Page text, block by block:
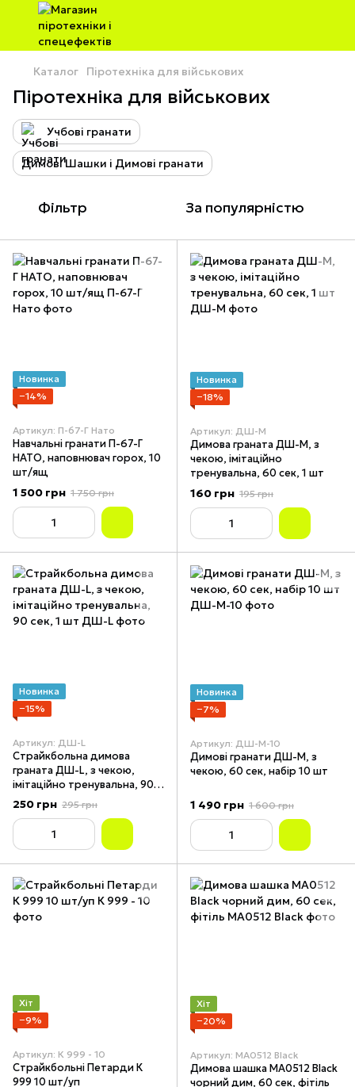
Каталог Піротехніка для військових
Піротехніка для військових
Учбові гранати
Димові Шашки і Димові гранати
Фільтр За популярністю
Новинка
−14%
Артикул: П-67-Г Нато
Навчальні гранати П-67-Г
НАТО, наповнювач горох, 10
шт/ящ
1 500 грн 1 750 грн
Новинка
−18%
Артикул: ДШ-М
Димова граната ДШ-М, з
чекою, імітаційно
тренувальна, 60 сек, 1 шт
160 грн 195 грн
Новинка
−15%
Артикул: ДШ-L
Страйкбольна димова
граната ДШ-L, з чекою,
імітаційно тренувальна, 90
сек, 1 шт
250 грн 295 грн
Новинка
−7%
Артикул: ДШ-М-10
Димові гранати ДШ-М, з
чекою, 60 сек, набір 10 шт
1 490 грн 1 600 грн
Хіт
−9%
Артикул: К 999 - 10
Страйкбольні Петарди К
999 10 шт/уп
Хіт
−20%
Артикул: MA0512 Black
Димова шашка MA0512 Black
чорний дим, 60 сек, фітіль